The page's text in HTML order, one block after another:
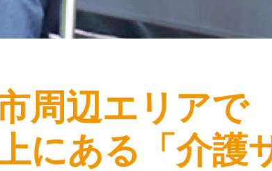
周辺エリアで
にある 「介護